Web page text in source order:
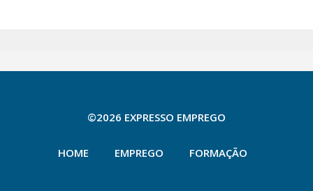
©2026 EXPRESSO EMPREGO
HOME EMPREGO FORMAÇÃO